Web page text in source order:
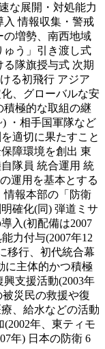
な展開・対処能力
入 情報収集・警戒
の増勢、南西地域
ゅう」引き渡し式
隊旗授与式 次期
る初飛行 アジア
、グローバルな安
極的な取組の継
・相手国軍隊など
適切に果たすこと
障環境を創出 東
隊員 統合運用 統
運用を基本とする
情報本部の「防衛
確化(同) 弾道ミサ
入(初配備は2007
力付与(2007年12
移行、初代統合幕
に主体的かつ積極
支援活動(2003年
災民の救援や復
、給水などの活動
年、東ティモ
年) 日本の防衛 6